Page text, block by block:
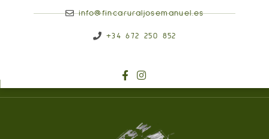
info@fincaruraljosemanuel.es
+34 672 250 852